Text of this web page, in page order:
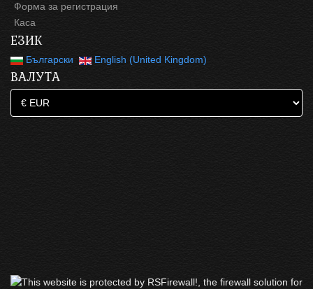
Форма за регистрация
Каса
ЕЗИК
Български English (United Kingdom)
ВАЛУТА